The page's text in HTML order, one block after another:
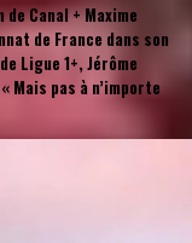
Canal + Maxime
de France dans son
Ligue 1+, Jérôme
Mais pas à n’importe